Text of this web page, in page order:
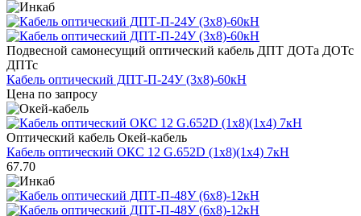
Подвесной самонесущий оптический кабель ДПТ ДОТа ДОТс
ДПТс
Кабель оптический ДПТ-П-24У (3х8)-60кН
Цена по запросу
Оптический кабель Окей-кабель
Кабель оптический ОКС 12 G.652D (1х8)(1х4) 7кН
67.70